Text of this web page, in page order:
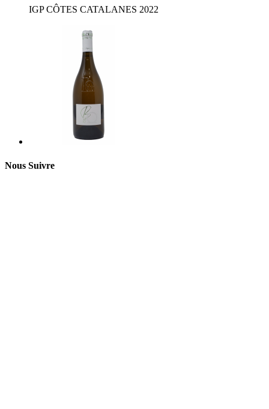
IGP CÔTES CATALANES 2022
Nous Suivre